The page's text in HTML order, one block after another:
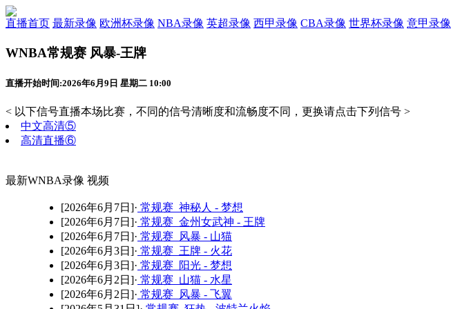
直播首页 最新录像 欧洲杯录像 NBA录像 英超录像 西甲录像 CBA录像 世界杯录像 意甲录像
WNBA常规赛 风暴-王牌
直播开始时间:2026年6月9日 星期二 10:00
< 以下信号直播本场比赛，不同的信号清晰度和流畅度不同，更换请点击下列信号 >
中文高清⑤
高清直播⑥
最新WNBA录像 视频
[2026年6月7日]· 常规赛 神秘人 - 梦想
[2026年6月7日]· 常规赛 金州女武神 - 王牌
[2026年6月7日]· 常规赛 风暴 - 山猫
[2026年6月3日]· 常规赛 王牌 - 火花
[2026年6月3日]· 常规赛 阳光 - 梦想
[2026年6月2日]· 常规赛 山猫 - 水星
[2026年6月2日]· 常规赛 风暴 - 飞翼